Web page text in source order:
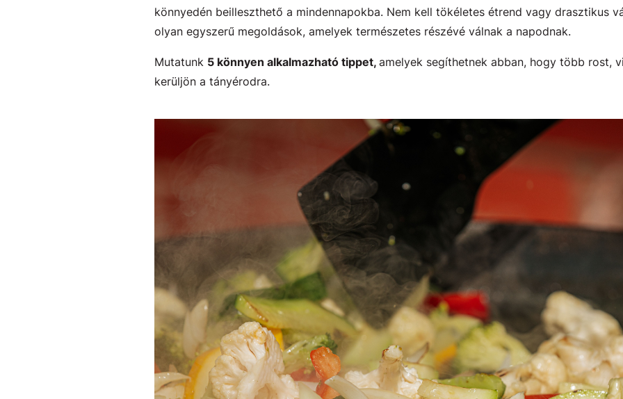
könnyedén beilleszthető a mindennapokba. Nem kell tökéletes étrend vagy drasztikus
olyan egyszerű megoldások, amelyek természetes részévé válnak a napodnak.
Mutatunk 5 könnyen alkalmazható tippet, amelyek segíthetnek abban, hogy több rost,
kerüljön a tányérodra.